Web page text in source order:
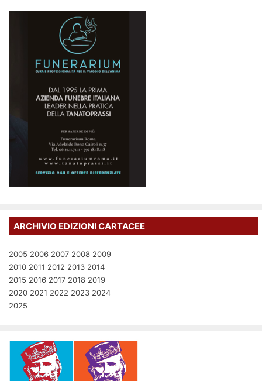
ARCHIVIO EDIZIONI CARTACEE
2005 2006 2007 2008 2009
2010 2011 2012 2013 2014
2015 2016 2017 2018 2019
2020 2021 2022 2023 2024
2025